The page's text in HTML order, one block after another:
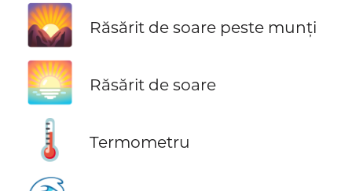
🌄 Răsărit de soare peste munți
🌅 Răsărit de soare
🌡️ Termometru